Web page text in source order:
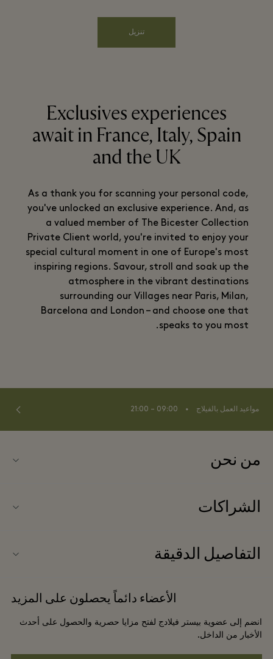
تنزيل
Exclusives experiences
await in France, Italy, Spain
and the UK
As a thank you for scanning your personal code,
you've unlocked an exclusive experience. And, as
a valued member of The Bicester Collection
Private Client world, you're invited to enjoy your
special cultural moment in one of Europe's most
inspiring regions. Savour, stroll and soak up the
atmosphere in the vibrant destinations
surrounding our Villages near Paris, Milan,
Barcelona and London – and choose one that
speaks to you most.
مواعيد العمل بالفيلاج ⬩
09:00 – 21:00
من نحن
الأسئلة المتكررة
الوظائف
تنزيل التطبيق
الشراكات
عروض الشركاء
التفاصيل الدقيقة
إشعارات الخصوصية
الأعضاء دائماً يحصلون على المزيد
انضم إلى عضوية بيستر فيلادج لفتح مزايا حصرية والحصول على أحدث
الأخبار من الداخل.